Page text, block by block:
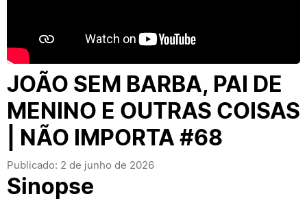
JOÃO SEM BARBA, PAI DE
MENINO E OUTRAS COISAS
| NÃO IMPORTA #68
Publicado: 2 de junho de 2026
Sinopse